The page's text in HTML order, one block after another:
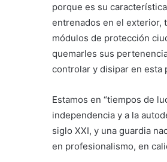
porque es su
entrenados en el exterior,
módulos de protección
quemarles sus
controlar y disipar en esta
Estamos en “tiempos de
independencia y a la
siglo XXI, y una guardia
en profesionalismo, en